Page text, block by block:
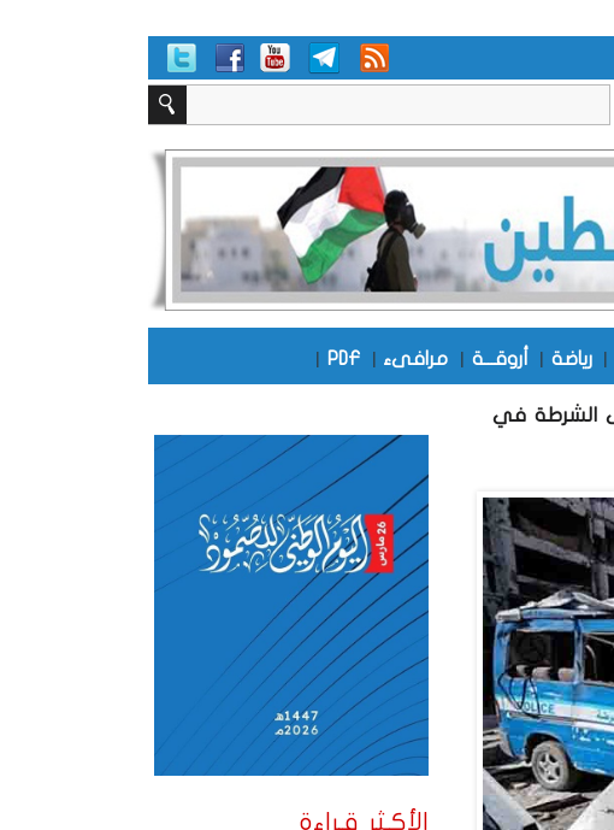
| رياضة | أروقـــة | مرافىء |
PDF
|
الأكـثر قـراءة
اسرائيلي على الشرطة في